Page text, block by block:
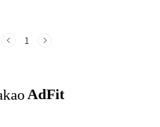
넣으라고 했지요? 약간의 차이가 동태
주셔서 너무 좋았습니다.. ♧ 동태전 재
다..( 냉장실에 놓..
1